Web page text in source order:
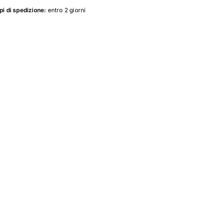
di spedizione: entro 2 giorni